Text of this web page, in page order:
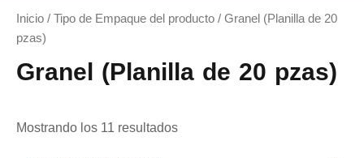
Inicio / Tipo de Empaque del producto / Granel (Planilla de 20
pzas)
Granel (Planilla de 20 pzas)
Mostrando los 11 resultados